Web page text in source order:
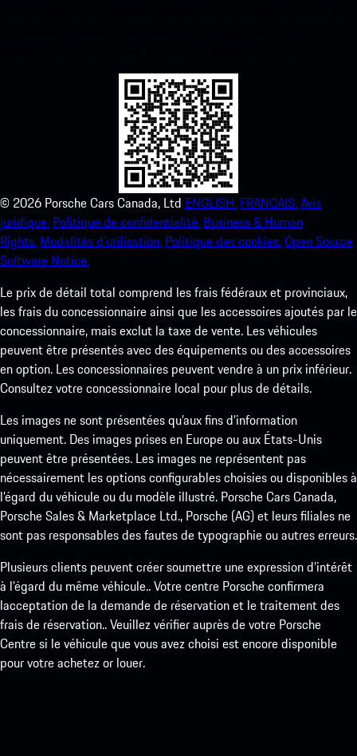
© 2026 Porsche Cars Canada, Ltd ENGLISH. FRANCAIS.Avis
juridique. Politique de confidentialité. Business & Human
Rights. Modalités d’utilisation. Politique des cookies.Open Source
Software Notice.
Le prix de détail total comprend les frais fédéraux et provinciaux,
les frais du concessionnaire ainsi que les accessoires ajoutés par le
concessionnaire, mais exclut la taxe de vente. Les véhicules
peuvent être présentés avec des équipements ou des accessoires
en option. Les concessionnaires peuvent vendre à un prix inférieur.
Consultez votre concessionnaire local pour plus de détails.
Les images ne sont présentées qu’aux fins d’information
uniquement. Des images prises en Europe ou aux États-Unis
peuvent être présentées. Les images ne représentent pas
nécessairement les options configurables choisies ou disponibles à
l’égard du véhicule ou du modèle illustré. Porsche Cars Canada,
Porsche Sales & Marketplace Ltd., Porsche (AG) et leurs filiales ne
sont pas responsables des fautes de typographie ou autres erreurs.
Plusieurs clients peuvent créer soumettre une expression d’intérêt
à l’égard du même véhicule.. Votre centre Porsche confirmera
lacceptation de la demande de réservation et le traitement des
frais de réservation.. Veuillez vérifier auprès de votre Porsche
Centre si le véhicule que vous avez choisi est encore disponible
pour votre achetez or louer.